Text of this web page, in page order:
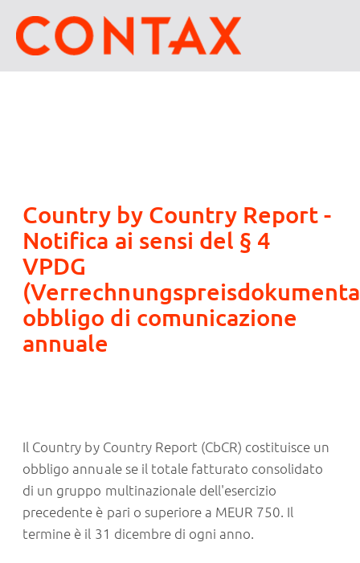
Country by Country Report -
Notifica ai sensi del § 4
VPDG
obbligo di comunicazione
annuale
Il Country by Country Report (CbCR) costituisce un
obbligo annuale se il totale fatturato consolidato
di un gruppo multinazionale dell'esercizio
precedente è pari o superiore a MEUR 750. Il
termine è il 31 dicembre di ogni anno.